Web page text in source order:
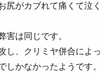
尻がカブれて痛くて泣
は同じです。
し、クリミヤ併合によ
しかなかったようです